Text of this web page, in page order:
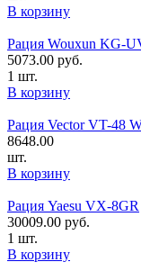
В корзину
Рация Wouxun KG-
5073.00 руб.
1 шт.
В корзину
Рация Vector VT-48
8648.00
шт.
В корзину
Рация Yaesu VX-8GR
30009.00 руб.
1 шт.
В корзину